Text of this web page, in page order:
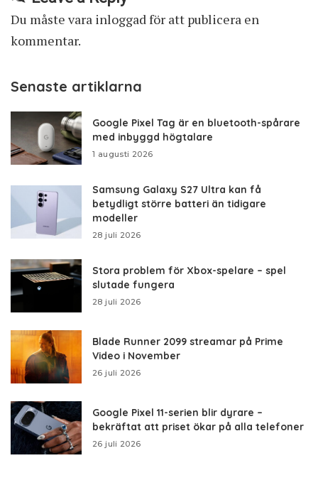
Du måste vara inloggad för att publicera en
kommentar.
Senaste artiklarna
Google Pixel Tag är en bluetooth-spårare
med inbyggd högtalare
1 augusti 2026
Samsung Galaxy S27 Ultra kan få
betydligt större batteri än tidigare
modeller
28 juli 2026
Stora problem för Xbox-spelare – spel
slutade fungera
28 juli 2026
Blade Runner 2099 streamar på Prime
Video i November
26 juli 2026
Google Pixel 11-serien blir dyrare –
bekräftat att priset ökar på alla telefoner
26 juli 2026